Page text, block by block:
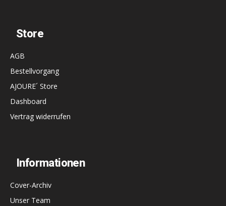
Store
AGB
Bestellvorgang
AJOURE´ Store
Dashboard
Vertrag widerrufen
Informationen
Cover-Archiv
Unser Team